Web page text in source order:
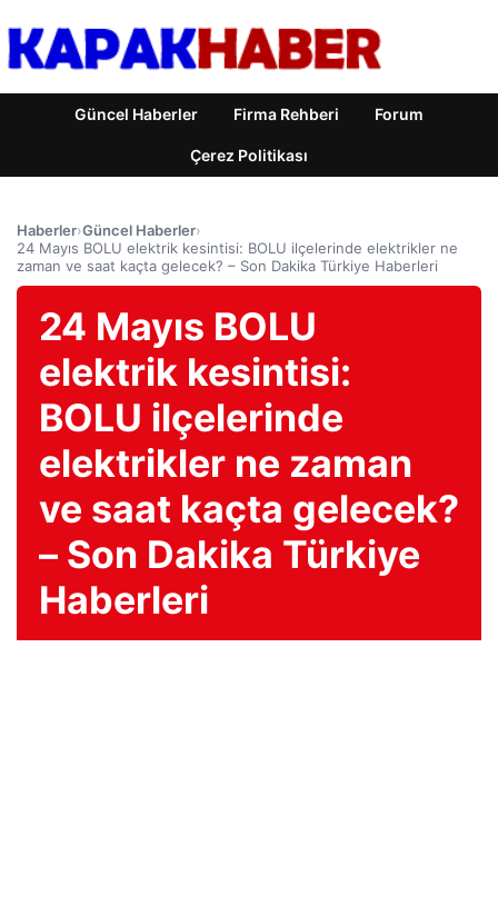
Güncel Haberler Firma Rehberi Forum
Çerez Politikası
Haberler›Güncel Haberler›
24 Mayıs BOLU elektrik kesintisi: BOLU ilçelerinde elektrikler ne
zaman ve saat kaçta gelecek? – Son Dakika Türkiye Haberleri
24 Mayıs BOLU
elektrik kesintisi:
BOLU ilçelerinde
elektrikler ne zaman
ve saat kaçta gelecek?
– Son Dakika Türkiye
Haberleri